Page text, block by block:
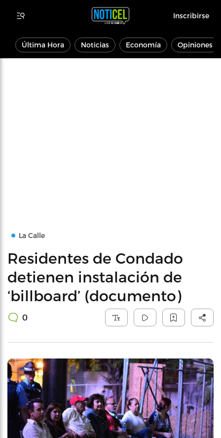
Inscribirse
Última Hora Noticias Economía Opiniones
La Calle
Residentes de Condado
detienen instalación de
‘billboard’ (documento)
0